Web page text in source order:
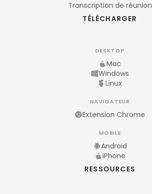
Transcription de réunion
TÉLÉCHARGER
DESKTOP
Mac
Windows
Linux
NAVIGATEUR
Extension Chrome
MOBILE
Android
iPhone
RESSOURCES